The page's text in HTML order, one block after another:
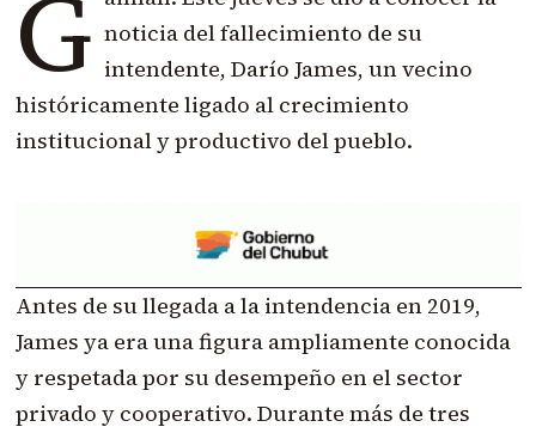
G noticia del fallecimiento de su
intendente, Darío James, un vecino
históricamente ligado al crecimiento
institucional y productivo del pueblo.
Antes de su llegada a la intendencia en 2019,
James ya era una figura ampliamente conocida
y respetada por su desempeño en el sector
privado y cooperativo. Durante más de tres